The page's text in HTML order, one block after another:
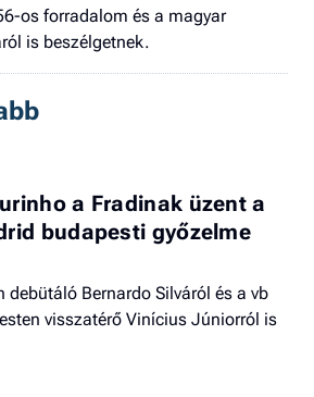
os forradalom és a magyar
is beszélgetnek.
a Fradinak üzent a
budapesti győzelme
debütáló Bernardo Silváról és a vb
visszatérő Vinícius Júniorról is